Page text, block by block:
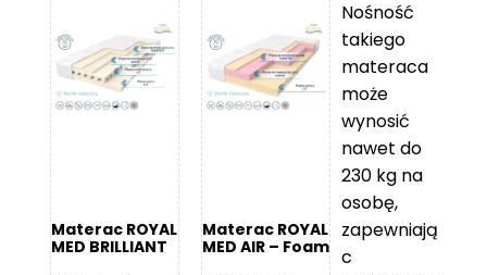
4
570 zł
3
749 zł
Materac ROYAL
MED BRILLIANT
Materac ROYAL
MED AIR – Foam
Nośność
takiego
materaca
może
wynosić
nawet do
230 kg na
osobę,
zapewniają
c